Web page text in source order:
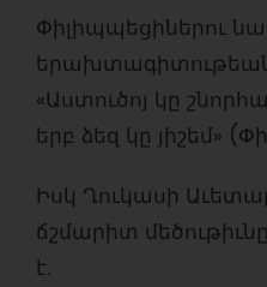
Փիլիպպեցիներու
երախտագիտութեան
«Աստուծոյ կը
երբ ձեզ կը յիշեմ»
Իսկ Ղուկասի
ճշմարիտ
է.